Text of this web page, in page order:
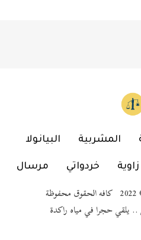
المشربية البيانولا
زاوية خردواتي مرسال
يلقي حجرا في مياه راكدة